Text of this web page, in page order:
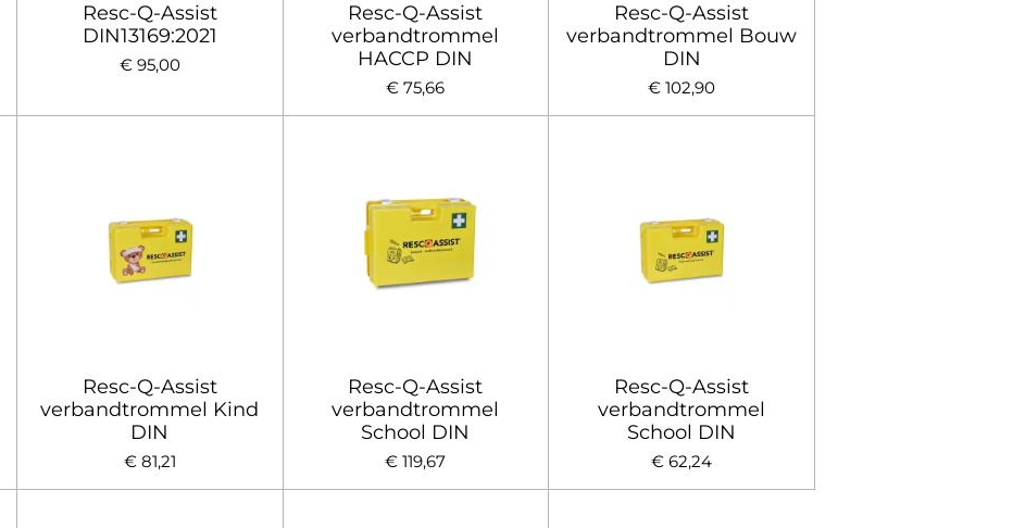
Resc-Q-Assist
DIN13169:2021
€ 95,00
Resc-Q-Assist
verbandtrommel
HACCP DIN
€ 75,66
Resc-Q-Assist
verbandtrommel Bouw
DIN
€ 102,90
Resc-Q-Assist
verbandtrommel Kind
DIN
€ 81,21
Resc-Q-Assist
verbandtrommel
School DIN
€ 119,67
Resc-Q-Assist
verbandtrommel
School DIN
€ 62,24